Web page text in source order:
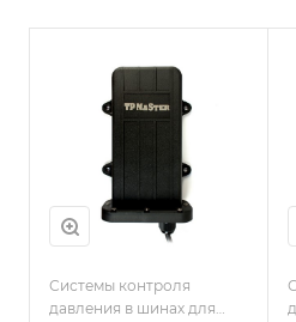
Системы контроля
давления в шинах для